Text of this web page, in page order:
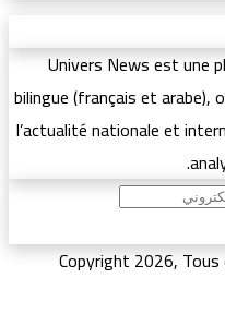
Univers News est une
bilingue (français et
l’actualité nationale et